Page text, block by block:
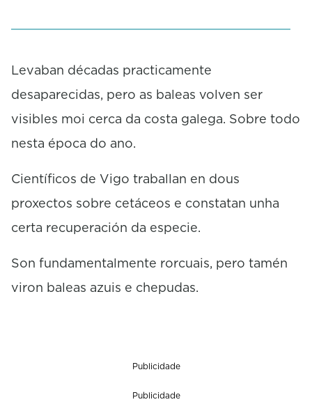
s
o
d
Levaban décadas practicamente
desaparecidas, pero as baleas volven ser
visibles moi cerca da costa galega. Sobre todo
nesta época do ano.
Científicos de Vigo traballan en dous
proxectos sobre cetáceos e constatan unha
certa recuperación da especie.
Son fundamentalmente rorcuais, pero tamén
viron baleas azuis e chepudas.
Publicidade
Publicidade